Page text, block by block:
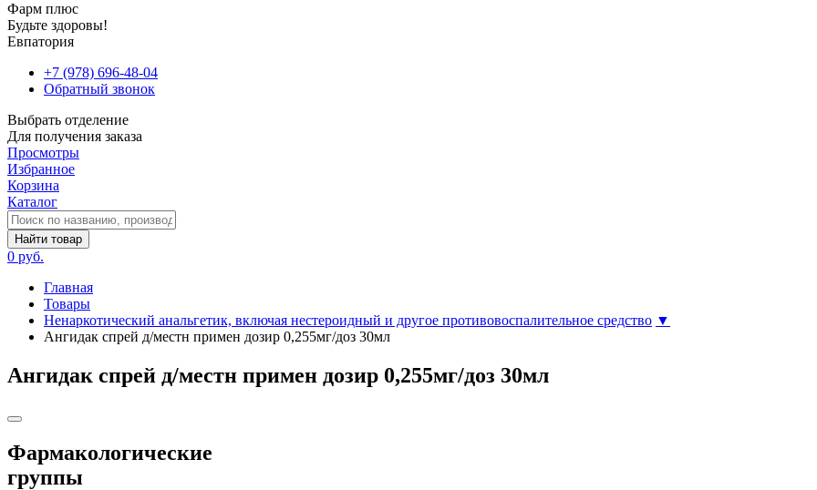
Фарм плюс
Будьте здоровы!
Евпатория
+7 (978) 696-48-04
Обратный звонок
Выбрать отделение
Для получения заказа
Просмотры
Избранное
Корзина
Каталог
Найти товар
0 руб.
Главная
Товары
Ненаркотический анальгетик, включая нестероидный и другое противовоспалительное средство ▼
Ангидак спрей д/местн примен дозир 0,255мг/доз 30мл
Ангидак спрей д/местн примен дозир 0,255мг/доз 30мл
Фармакологические
группы